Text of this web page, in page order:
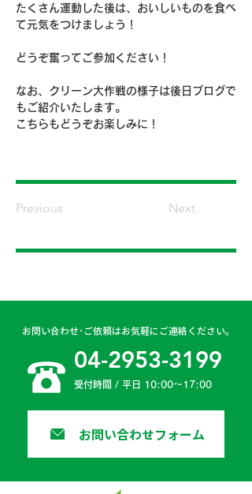
たくさん運動した後は、おいしいものを食べ
て元気をつけましょう！
どうぞ奮ってご参加ください！
なお、クリーン大作戦の様子は後日ブログで
もご紹介いたします。
こちらもどうぞお楽しみに！
Previous Next
お問い合わせ･ご依頼はお気軽にご連絡ください。
04-2953-3199
受付時間 / 平日 10:00〜17:00
お問い合わせフォーム